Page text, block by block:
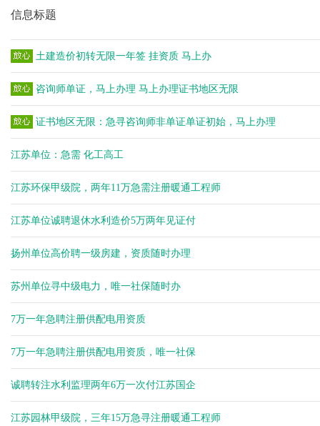
空城
空城
余生
余生
信息标题
土建造价初转无限一年签 挂资质 马上办
咨询师单证，马上办理 马上办理证书地区无限
证书地区无限：急寻咨询师非单证单证初始，马上办理
江苏单位：急需 化工高工
江苏环保甲级院，两年11万急需注册暖通工程师
江苏单位诚聘退休水利造价5万两年见证付
扬州单位高价聘一级房建，资质随时办理
苏州单位寻中级电力，唯一社保随时办
7万一年急聘注册供配电用资质
7万一年急聘注册供配电用资质，唯一社保
诚聘转注水利监理两年6万一次付江苏国企
江苏园林甲级院，三年15万急寻注册暖通工程师